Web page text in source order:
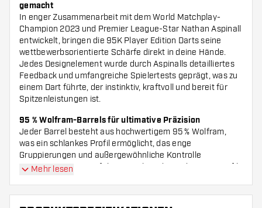
gemacht
In enger Zusammenarbeit mit dem World Matchplay-
Champion 2023 und Premier League-Star Nathan Aspinall
entwickelt, bringen die 95K Player Edition Darts seine
wettbewerbsorientierte Schärfe direkt in deine Hände.
Jedes Designelement wurde durch Aspinalls detailliertes
Feedback und umfangreiche Spielertests geprägt, was zu
einem Dart führte, der instinktiv, kraftvoll und bereit für
Spitzenleistungen ist.
95 % Wolfram-Barrels für ultimative Präzision
Jeder Barrel besteht aus hochwertigem 95 % Wolfram,
was ein schlankes Profil ermöglicht, das enge
Gruppierungen und außergewöhnliche Kontrolle
unterstützt. Das sorgfältig gestaltete konische Frontprofil
Mehr lesen